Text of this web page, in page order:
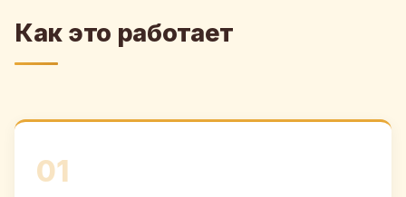
Как это работает
01